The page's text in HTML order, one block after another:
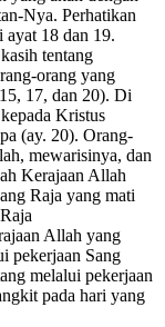
Nya. Perhatikan
ayat 18 dan 19.
tentang
orang yang
17, dan 20). Di
Kristus
(ay. 20). Orang-
mewarisinya, dan
Kerajaan Allah
Raja yang mati
Allah yang
pekerjaan Sang
melalui pekerjaan
pada hari yang